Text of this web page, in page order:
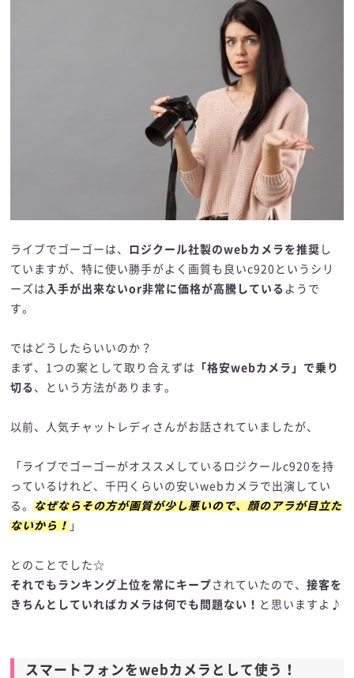
ライブでゴーゴーは、 ロジクール社製のwebカメラを推奨 し
ていますが、特に使い勝手がよく画質も良いc920というシリ
ーズは 入手が出来ないor非常に価格が高騰している ようで
す。
ではどうしたらいいのか？
まず、1つの案として取り合えずは
「格安webカメラ」で乗り
切る 、という方法があります。
以前、人気チャットレディさんがお話されていましたが、
「ライブでゴーゴーがオススメしているロジクールc920を持
っているけれど、千円くらいの安いwebカメラで出演してい
る。 なぜならその方が画質が少し悪いので、顔のアラが目立た
ないから！ 」
とのことでした☆
それでもランキング上位を常にキープ されていたので、接客を
きちんとしていればカメラは何でも問題ない！ と思いますよ♪
スマートフォンをwebカメラとして使う！